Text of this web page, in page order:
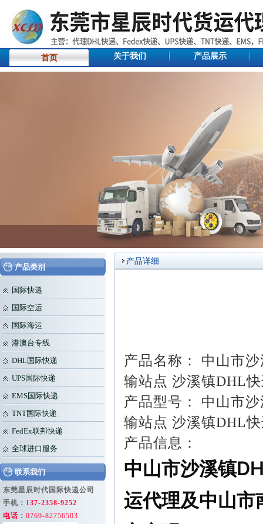
首页 关于我们 产品展示
产品类别
国际快递
国际空运
国际海运
港澳台专线
DHL国际快递
UPS国际快递
EMS国际快递
TNT国际快递
FedEx联邦快递
全球进口服务
联系我们
东莞星辰时代国际快递公司
手机： 137-2358-9252
电话： 0769-82756503
产品详细
产品名称： 中山市
输站点 沙溪镇DHL
产品型号： 中山市
输站点 沙溪镇DHL
产品信息：
中山市沙溪镇
运代理及中山